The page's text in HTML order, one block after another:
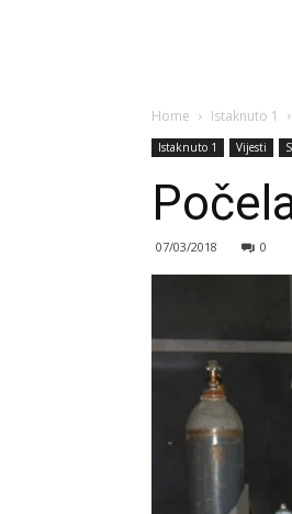
Home Istaknuto 1
Istaknuto 1 Vijesti
07/03/2018 0